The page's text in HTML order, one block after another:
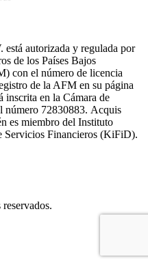
autorizada y regulada por
de los Países Bajos
con el número de licencia
de la AFM en su página
en la Cámara de
número 72830883. Acquis
es miembro del Instituto
Servicios Financieros (KiFiD).